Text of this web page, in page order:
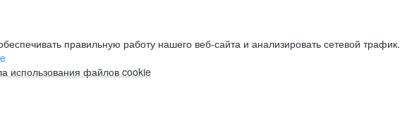
правильную работу нашего веб-сайта и анализировать сетевой трафик.
использования файлов cookie